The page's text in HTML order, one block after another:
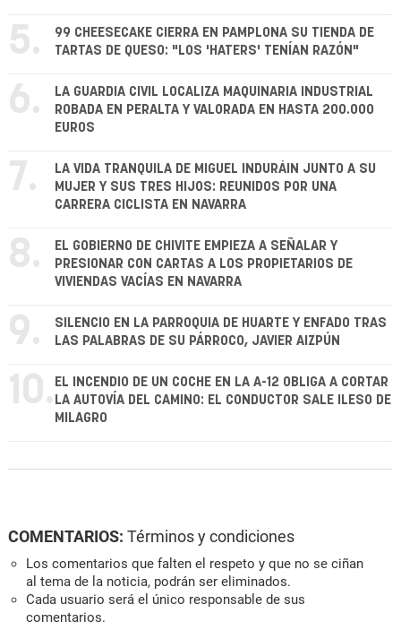
5.
99 CHEESECAKE CIERRA EN PAMPLONA SU TIENDA DE
TARTAS DE QUESO: "LOS 'HATERS' TENÍAN RAZÓN"
6.
LA GUARDIA CIVIL LOCALIZA MAQUINARIA INDUSTRIAL
ROBADA EN PERALTA Y VALORADA EN HASTA 200.000
EUROS
7.
LA VIDA TRANQUILA DE MIGUEL INDURÁIN JUNTO A SU
MUJER Y SUS TRES HIJOS: REUNIDOS POR UNA
CARRERA CICLISTA EN NAVARRA
8.
EL GOBIERNO DE CHIVITE EMPIEZA A SEÑALAR Y
PRESIONAR CON CARTAS A LOS PROPIETARIOS DE
VIVIENDAS VACÍAS EN NAVARRA
9.
SILENCIO EN LA PARROQUIA DE HUARTE Y ENFADO TRAS
LAS PALABRAS DE SU PÁRROCO, JAVIER AIZPÚN
10. EL INCENDIO DE UN COCHE EN LA A-12 OBLIGA A CORTAR
LA AUTOVÍA DEL CAMINO: EL CONDUCTOR SALE ILESO DE
MILAGRO
COMENTARIOS: Términos y condiciones
Los comentarios que falten el respeto y que no se ciñan
al tema de la noticia, podrán ser eliminados.
Cada usuario será el único responsable de sus
comentarios.